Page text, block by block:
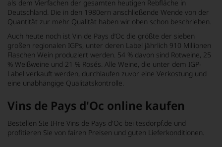
als dem Vierfachen der gesamten heutigen Rebfläche in
Deutschland. Die in den 1980ern anschließende Wende von der
Quantität zur mehr Qualität haben wir oben schon beschrieben.
Auch heute noch ist Vin de Pays d’Oc die größte der sieben
großen regionalen IGPs, unter deren Label jährlich 910 Millionen
Flaschen Wein produziert werden. 54 % davon sind Rotweine, 25
% Weißweine und 21 % Rosés. Alle Weine, die unter dem IGP-
Label verkauft werden, durchlaufen zuvor eine Verkostung und
eine unabhängige Qualitätskontrolle.
Vins de Pays d'Oc online kaufen
Bestellen SIe IHre Vins de Pays d'Oc bei tesdorpf.de und
profitieren Sie von fairen Preisen und guten Lieferkonditionen.